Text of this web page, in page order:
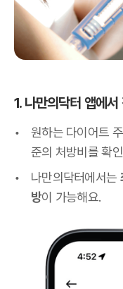
1. 나만의닥터 앱에서
원하는 다이어트
준의 처방비를 확
나만의닥터에서는
방이 가능해요.